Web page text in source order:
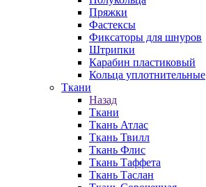
Пряжки
Фастексы
Фиксаторы для шнуров
Штрипки
Карабин пластиковый
Кольца уплотнительные
Ткани
Назад
Ткани
Ткань Атлас
Ткань Твилл
Ткань Флис
Ткань Таффета
Ткань Таслан